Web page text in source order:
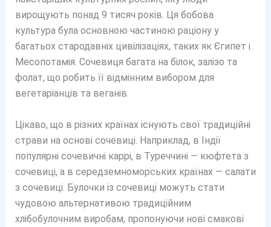
вирощують понад 9 тисяч років. Ця бобова
культура була основною частиною раціону у
багатьох стародавніх цивілізаціях, таких як Єгипет і
Месопотамія. Сочевиця багата на білок, залізо та
фолат, що робить її відмінним вибором для
вегетаріанців та веганів.
Цікаво, що в різних країнах існують свої традиційні
страви на основі сочевиці. Наприклад, в Індії
популярні сочевичні каррі, в Туреччині — кюфтета з
сочевиці, а в середземноморських країнах — салати
з сочевиці. Булочки із сочевиці можуть стати
чудовою альтернативою традиційним
хлібобулочним виробам, пропонуючи нові смакові